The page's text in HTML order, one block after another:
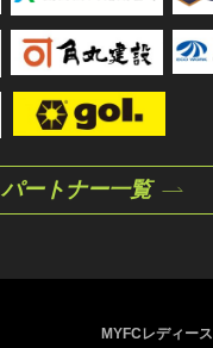
パートナー一覧
MYFCレディース